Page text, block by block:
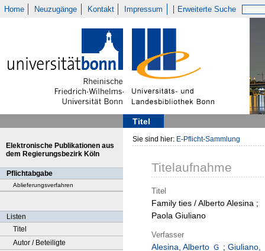
Home Neuzugänge Kontakt Impressum Erweiterte Suche
Titel
Elektronische Publikationen aus
dem Regierungsbezirk Köln
Pflichtabgabe
Ablieferungsverfahren
Listen
Titel
Autor / Beteiligte
Sie sind hier: E-Pflicht-Sammlung
Titelaufnahme
Titel
Family ties / Alberto Alesina ;
Paola Giuliano
Verfasser
Alesina, Alberto ; Giuliano,